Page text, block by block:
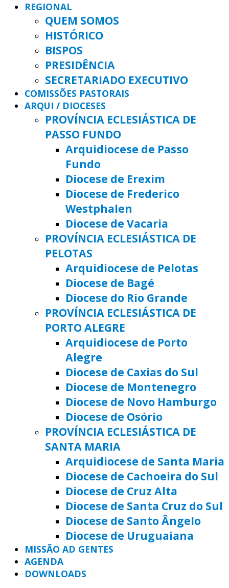
REGIONAL
QUEM SOMOS
HISTÓRICO
BISPOS
PRESIDÊNCIA
SECRETARIADO EXECUTIVO
COMISSÕES PASTORAIS
ARQUI / DIOCESES
PROVÍNCIA ECLESIÁSTICA DE
PASSO FUNDO
Arquidiocese de Passo
Fundo
Diocese de Erexim
Diocese de Frederico
Westphalen
Diocese de Vacaria
PROVÍNCIA ECLESIÁSTICA DE
PELOTAS
Arquidiocese de Pelotas
Diocese de Bagé
Diocese do Rio Grande
PROVÍNCIA ECLESIÁSTICA DE
PORTO ALEGRE
Arquidiocese de Porto
Alegre
Diocese de Caxias do Sul
Diocese de Montenegro
Diocese de Novo Hamburgo
Diocese de Osório
PROVÍNCIA ECLESIÁSTICA DE
SANTA MARIA
Arquidiocese de Santa Maria
Diocese de Cachoeira do Sul
Diocese de Cruz Alta
Diocese de Santa Cruz do Sul
Diocese de Santo Ângelo
Diocese de Uruguaiana
MISSÃO AD GENTES
AGENDA
DOWNLOADS